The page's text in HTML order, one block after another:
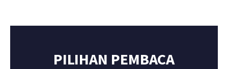
PILIHAN PEMBACA